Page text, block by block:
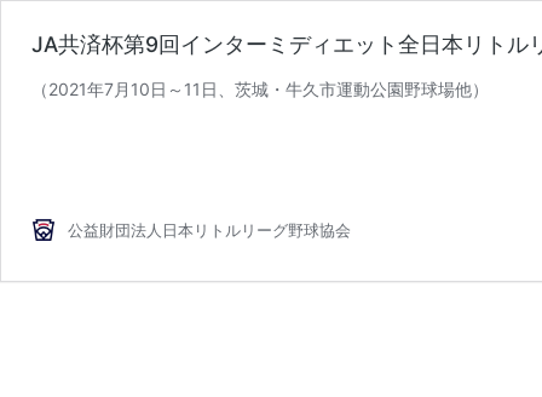
JA共済杯第9回インターミディエット全日本リトル
（2021年7月10日～11日、茨城・牛久市運動公園野球場他）
公益財団法人日本リトルリーグ野球協会